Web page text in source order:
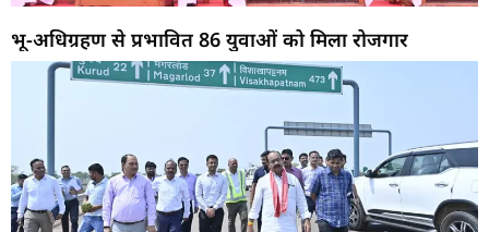
भू-अधिग्रहण से प्रभावित 86 युवाओं को मिला रोजगार